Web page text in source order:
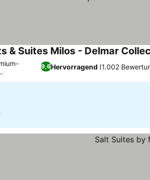
& Suites Milos - Delmar
9,6Hervorragend (1.002